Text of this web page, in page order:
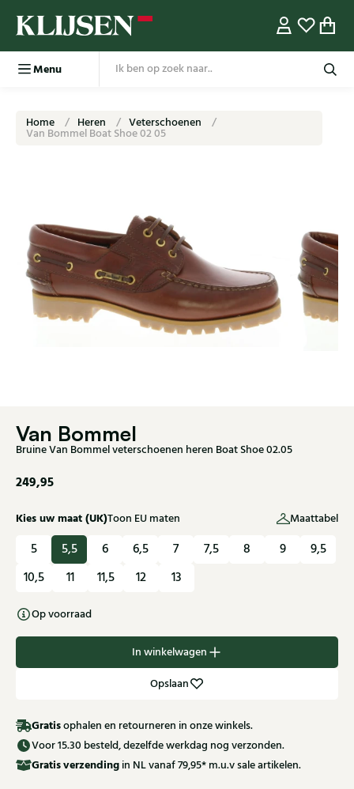
Menu
Home Heren Veterschoenen
Van Bommel Boat Shoe 02 05
Van Bommel
Bruine Van Bommel veterschoenen heren Boat Shoe 02.05
249,95
Kies uw maat (UK)Toon EU maten Maattabel
5 5,5 6 6,5 7 7,5 8 9
9,5
10,5
11 11,5 12 13
Op voorraad
In winkelwagen
Opslaan
Gratisophalen en retourneren in onze winkels.
Voor 15.30 besteld, dezelfde werkdag nog verzonden.
Gratisverzending in NL vanaf 79,95* m.u.v sale artikelen.